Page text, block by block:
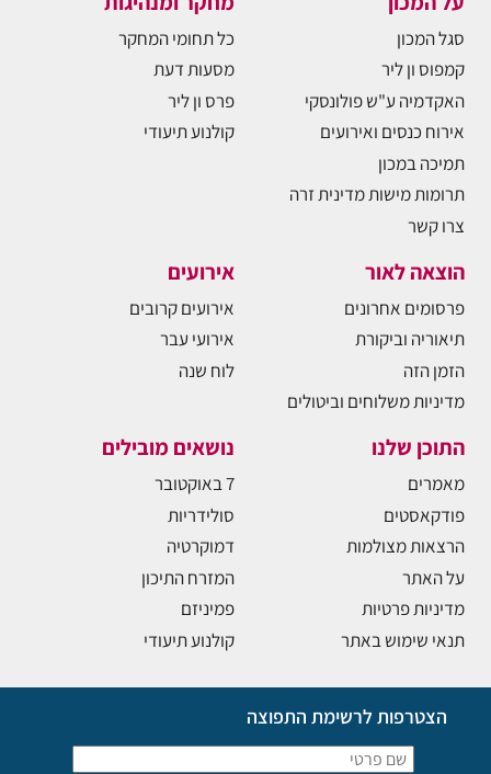
סגל המכון
קמפוס ון ליר
האקדמיה ע"ש פולונסקי
אירוח כנסים ואירועים
תמיכה במכון
תרומות מישות מדינית זרה
צרו קשר
כל תחומי המחקר
מסעות דעת
פרס ון ליר
קולנוע תיעודי
הוצאה לאור
פרסומים אחרונים
תיאוריה וביקורת
הזמן הזה
מדיניות משלוחים וביטולים
אירועים
אירועים קרובים
אירועי עבר
לוח שנה
התוכן שלנו
מאמרים
פודקאסטים
הרצאות מצולמות
על האתר
מדיניות פרטיות
תנאי שימוש באתר
נושאים מובילים
7 באוקטובר
סולידריות
דמוקרטיה
המזרח התיכון
פמיניזם
קולנוע תיעודי
הצטרפות לרשימת התפוצה